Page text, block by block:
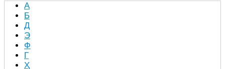
А
Б
Д
Э
Ф
Г
Ҳ